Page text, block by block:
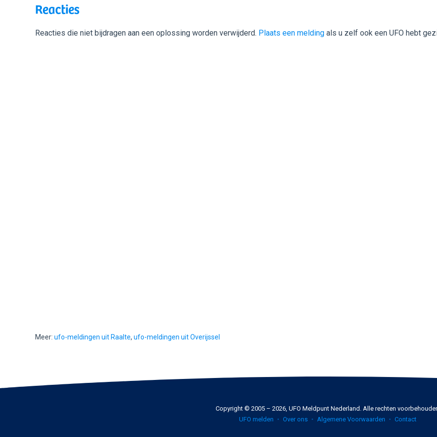
Reacties
Reacties die niet bijdragen aan een oplossing worden verwijderd. Plaats een melding als u zelf ook een UFO hebt
Meer: ufo-meldingen uit Raalte, ufo-meldingen uit Overijssel
Copyright © 2005 – 2026, UFO Meldpunt Nederland. Alle rechten
UFO melden
Over ons Algemene Voorwaarden Contact